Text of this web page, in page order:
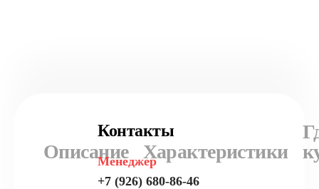
Описание Характеристики
Контакты
Менеджер
+7 (926) 680-86-46